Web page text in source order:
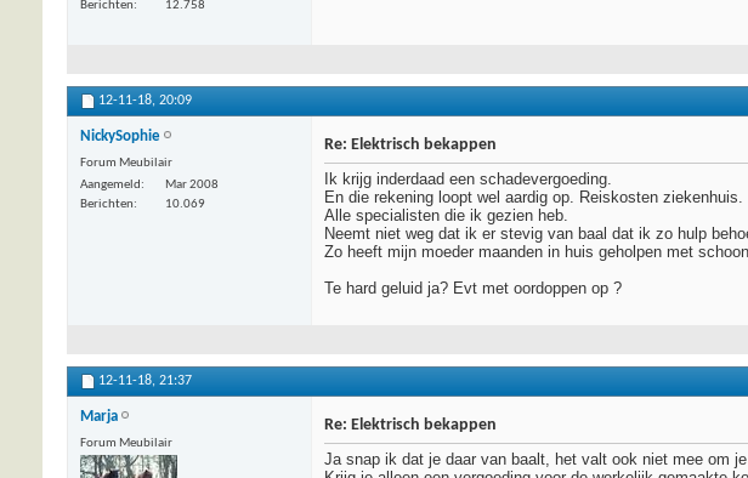
Berichten
12.758
12-11-18, 20:09
NickySophie
Forum Meubilair
Aangemeld
Mar 2008
Berichten
10.069
Re: Elektrisch bekappen
Ik krijg inderdaad een schadevergoeding.
En die rekening loopt wel aardig op. Reiskosten ziekenhuis.
Alle specialisten die ik gezien heb.
Neemt niet weg dat ik er stevig van baal dat ik zo hulp
Zo heeft mijn moeder maanden in huis geholpen met
Te hard geluid ja? Evt met oordoppen op ?
12-11-18, 21:37
Marja
Forum Meubilair
Re: Elektrisch bekappen
Ja snap ik dat je daar van baalt, het valt ook niet mee om